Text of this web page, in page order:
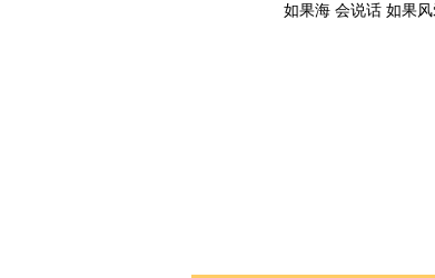
如果海 会说话 如果